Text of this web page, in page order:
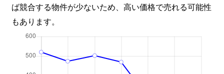
ば競合する物件が少ないため、高い価格で売れる可能性
もあります。